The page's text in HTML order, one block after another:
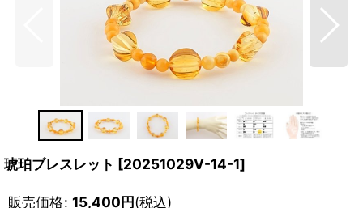
琥珀ブレスレット [20251029V-14-1]
販売価格: 15,400円(税込)